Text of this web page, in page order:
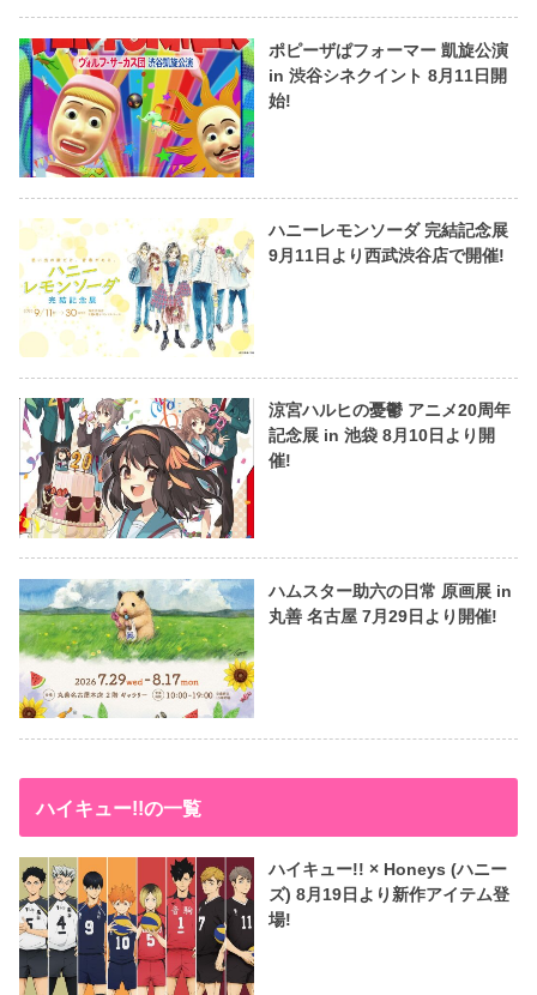
ポピーザぱフォーマー 凱旋公演
in 渋谷シネクイント 8月11日開
始!
ハニーレモンソーダ 完結記念展
9月11日より西武渋谷店で開催!
涼宮ハルヒの憂鬱 アニメ20周年
記念展 in 池袋 8月10日より開
催!
ハムスター助六の日常 原画展 in
丸善 名古屋 7月29日より開催!
ハイキュー!!の一覧
ハイキュー!! × Honeys (ハニー
ズ) 8月19日より新作アイテム登
場!